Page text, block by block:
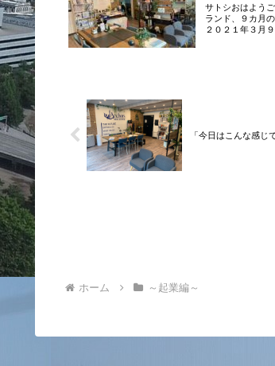
サトシおはよう
ランド、９カ月
２０２１年３月
「今日はこんな感じ
ホーム ～起業編～